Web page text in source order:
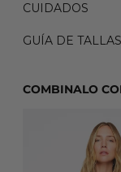
COMBINALO
CUIDADOS
GUÍA DE TALLAS